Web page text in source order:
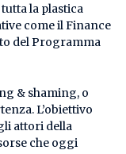
la plastica
come il Finance
del Programma
& shaming, o
L’obiettivo
attori della
che oggi